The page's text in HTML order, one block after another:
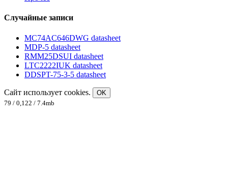
Случайные записи
MC74AC646DWG datasheet
MDP-5 datasheet
RMM25DSUI datasheet
LTC2222IUK datasheet
DDSPT-75-3-5 datasheet
Сайт использует cookies.
OK
79 / 0,122 / 7.4mb